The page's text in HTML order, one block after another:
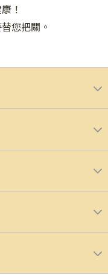
！
您把關。